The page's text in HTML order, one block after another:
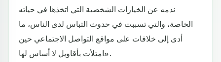
ندمه عن الخيارات الشخصية التي اتخذها في حياته
الخاصة، والتي تسببت في حدوث التباس لدى الناس، ما
أدى إلى خلافات على مواقع التواصل الاجتماعي حين
امتلأت بأقاويل لا أساس لها».